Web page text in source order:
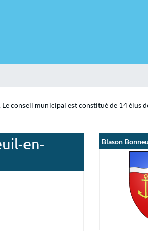
conseil municipal est constitué de 14 élus
en-
Blason